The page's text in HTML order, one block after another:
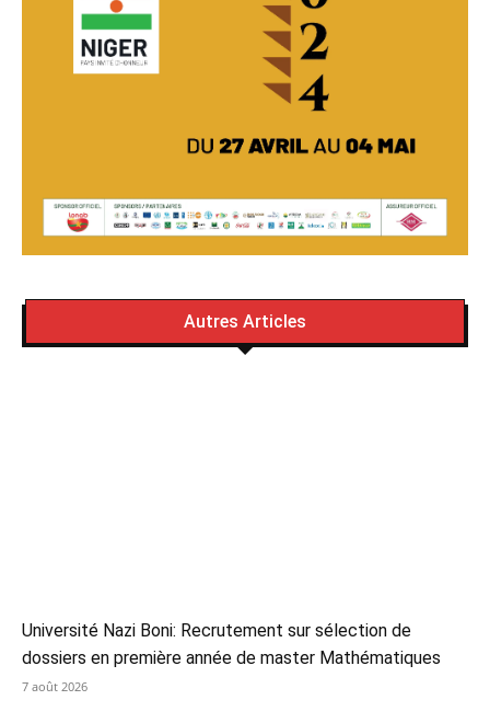
Autres Articles
Université Nazi Boni: Recrutement sur sélection de
dossiers en première année de master Mathématiques
7 août 2026